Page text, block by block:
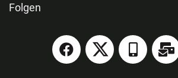
Folgen